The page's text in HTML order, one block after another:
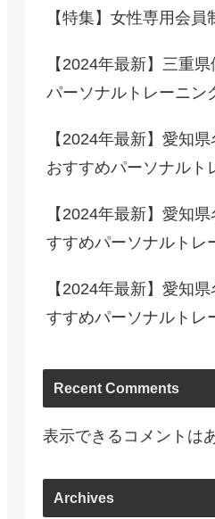
【特集】女性専用会
【2024年最新】三重
パーソナルトレーニン
【2024年最新】愛知
おすすめパーソナルト
【2024年最新】愛知
すすめパーソナルトレ
【2024年最新】愛知
すすめパーソナルトレ
Recent Comments
表示できるコメントは
Archives